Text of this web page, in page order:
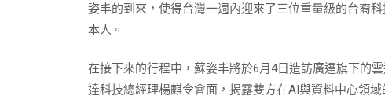
姿丰的到來，使得台灣一週內迎來了三位重量級的台裔
本人。
在接下來的行程中，蘇姿丰將於6月4日造訪廣達旗下的
達科技總經理楊麒令會面，揭露雙方在AI與資料中心領域